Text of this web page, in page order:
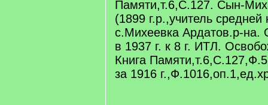
Памяти,т.6,С.127. Сын-
(1899 г.р.,учитель
с.Михеевка Ардатов.р-на.
в 1937 г. к 8 г. ИТЛ.
Книга
за 1916